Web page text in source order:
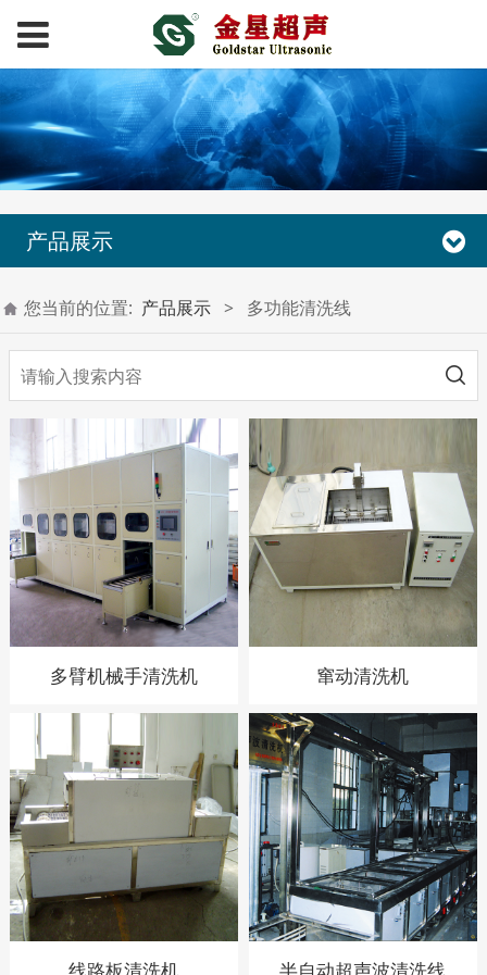
产品展示
您当前的位置: 产品展示 > 多功能清洗线
多臂机械手清洗机 窜动清洗机
线路板清洗机 半自动超声波清洗线